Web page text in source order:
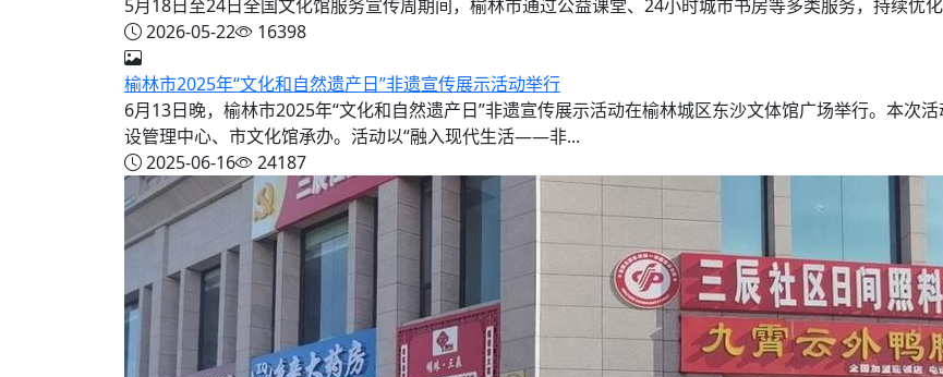
5月18日至24日全国文化馆服务宣传周期间，榆林市通过公益课堂、24小时城市书房等多类服务，持续优
2026-05-22
16398
榆林市2025年“文化和自然遗产日”非遗宣传展示活动举行
6月13日晚，榆林市2025年“文化和自然遗产日”非遗宣传展示活动在榆林城区东沙文体馆广场举行。本次
设管理中心、市文化馆承办。活动以“融入现代生活——非...
2025-06-16
24187